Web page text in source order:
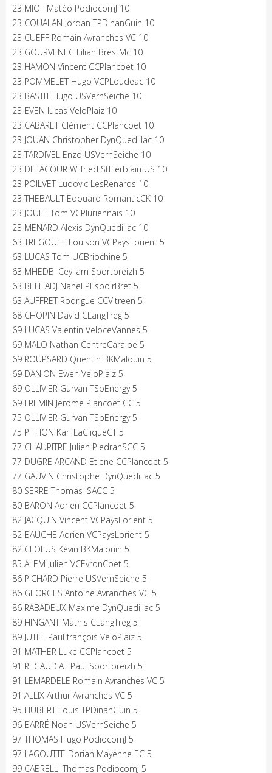
23 MIOT Matéo PodiocomJ 10
23 COUALAN Jordan TPDinanGuin 10
23 CUEFF Romain Avranches VC 10
23 GOURVENEC Lilian BrestMc 10
23 HAMON Vincent CCPlancoet 10
23 POMMELET Hugo VCPLoudeac 10
23 BASTIT Hugo USVernSeiche 10
23 EVEN lucas VeloPlaiz 10
23 CABARET Clément CCPlancoet 10
23 JOUAN Christopher DynQuedillac 10
23 TARDIVEL Enzo USVernSeiche 10
23 DELACOUR Wilfried StHerblain US 10
23 POILVET Ludovic LesRenards 10
23 THEBAULT Edouard RomanticCK 10
23 JOUET Tom VCPluriennais 10
23 MENARD Alexis DynQuedillac 10
63 TREGOUET Louison VCPaysLorient 5
63 LUCAS Tom UCBriochine 5
63 MHEDBI Ceyliam Sportbreizh 5
63 BELHADJ Nahel PEspoirBret 5
63 AUFFRET Rodrigue CCVitreen 5
68 CHOPIN David CLangTreg 5
69 LUCAS Valentin VeloceVannes 5
69 MALO Nathan CentreCaraibe 5
69 ROUPSARD Quentin BKMalouin 5
69 DANION Ewen VeloPlaiz 5
69 OLLIVIER Gurvan TSpEnergy 5
69 FREMIN Jerome Plancoët CC 5
75 OLLIVIER Gurvan TSpEnergy 5
75 PITHON Karl LaCliqueCT 5
77 CHAUPITRE Julien PledranSCC 5
77 DUGRE ARCAND Etiene CCPlancoet 5
77 GAUVIN Christophe DynQuedillac 5
80 SERRE Thomas ISACC 5
80 BARON Adrien CCPlancoet 5
82 JACQUIN Vincent VCPaysLorient 5
82 BAUCHE Adrien VCPaysLorient 5
82 CLOLUS Kévin BKMalouin 5
85 ALEM Julien VCEvronCoet 5
86 PICHARD Pierre USVernSeiche 5
86 GEORGES Antoine Avranches VC 5
86 RABADEUX Maxime DynQuedillac 5
89 HINGANT Mathis CLangTreg 5
89 JUTEL Paul françois VeloPlaiz 5
91 MATHER Luke CCPlancoet 5
91 REGAUDIAT Paul Sportbreizh 5
91 LEMARDELE Romain Avranches VC 5
91 ALLIX Arthur Avranches VC 5
95 HUBERT Louis TPDinanGuin 5
96 BARRÉ Noah USVernSeiche 5
97 THOMAS Hugo PodiocomJ 5
97 LAGOUTTE Dorian Mayenne EC 5
99 CABRELLI Thomas PodiocomJ 5